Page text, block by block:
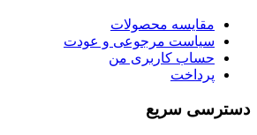
مقایسه محصولات
سیاست مرجوعی و عودت
حساب کاربری من
پرداخت
دسترسی سریع